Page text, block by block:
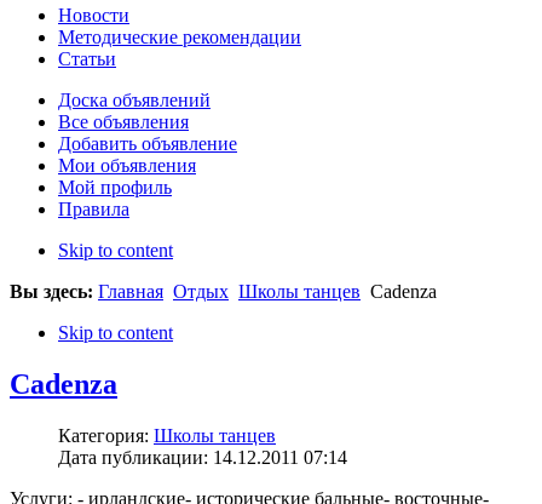
Новости
Методические рекомендации
Статьи
Доска объявлений
Все объявления
Добавить объявление
Мои объявления
Мой профиль
Правила
Skip to content
Вы здесь: Главная Отдых Школы танцев Cadenza
Skip to content
Cadenza
Категория: Школы танцев
Дата публикации: 14.12.2011 07:14
Услуги: - ирландские- исторические бальные- восточные-